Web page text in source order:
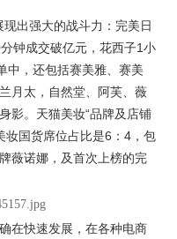
出强大的战斗力：完美日
钟成交破亿元，花西子1小
中，还包括赛美雅、赛美
月太，自然堂、阿芙、薇
影。天猫美妆“品牌及店铺
妆国货席位占比是6：4，包
薇诺娜，及首次上榜的完
在快速发展，在各种电商